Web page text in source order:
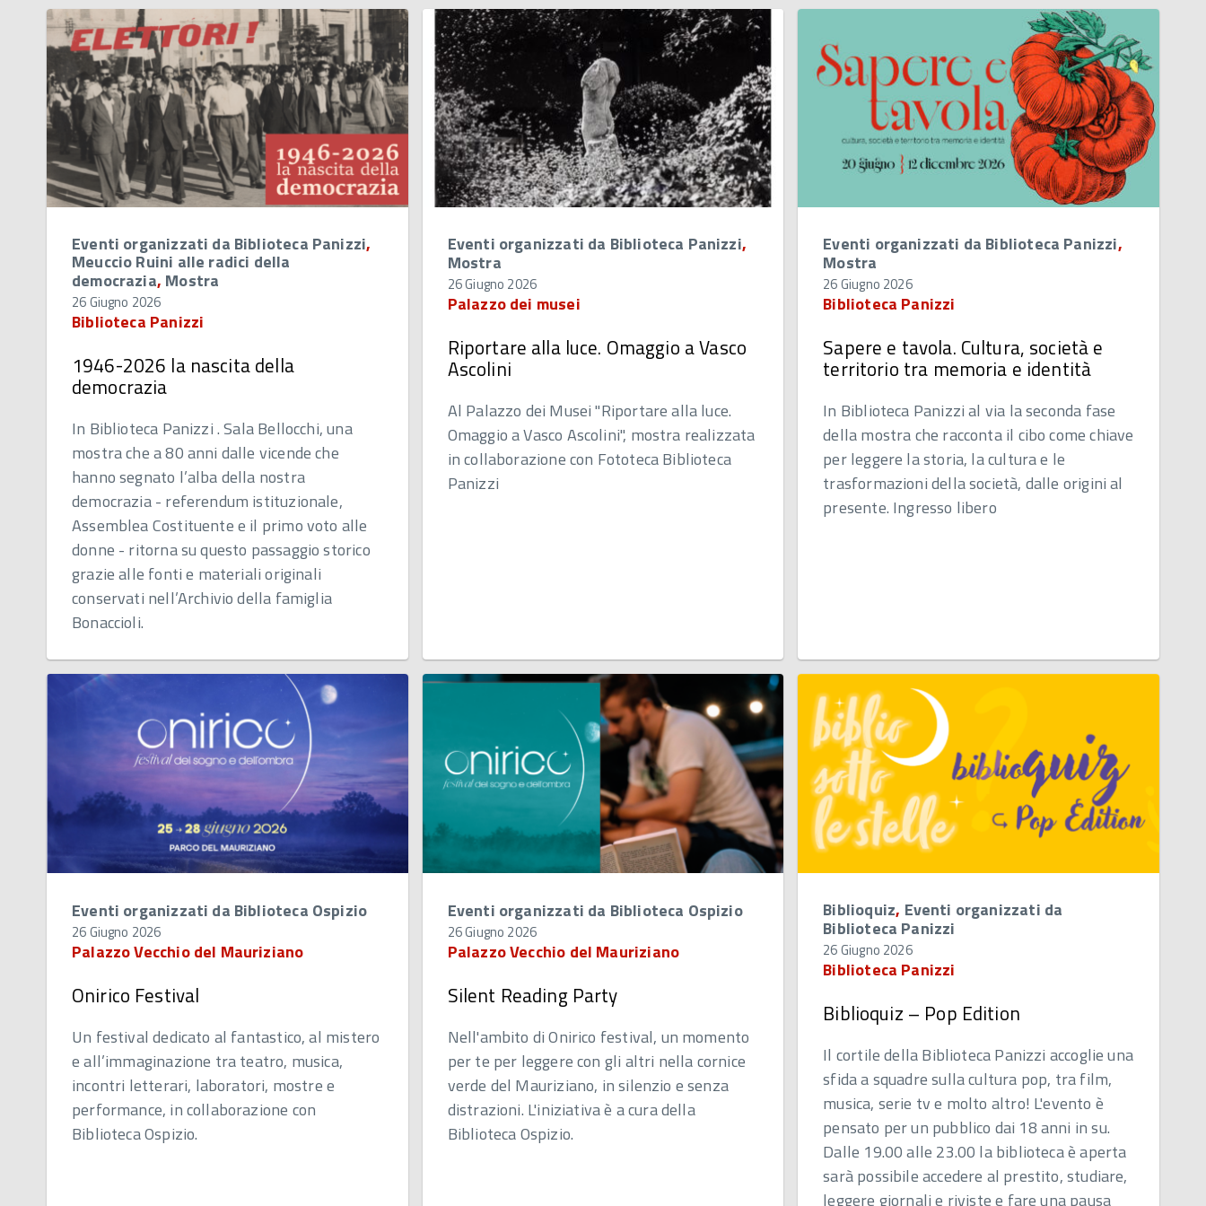
Eventi organizzati da Biblioteca Panizzi,
Meuccio Ruini alle radici della
democrazia, Mostra
26 Giugno 2026
Biblioteca Panizzi
1946-2026 la nascita della
democrazia
In Biblioteca Panizzi . Sala Bellocchi, una
mostra che a 80 anni dalle vicende che
hanno segnato l’alba della nostra
democrazia - referendum istituzionale,
Assemblea Costituente e il primo voto alle
donne - ritorna su questo passaggio storico
grazie alle fonti e materiali originali
conservati nell’Archivio della famiglia
Bonaccioli.
Eventi organizzati da Biblioteca Panizzi,
Mostra
26 Giugno 2026
Palazzo dei musei
Riportare alla luce. Omaggio a Vasco
Ascolini
Al Palazzo dei Musei "Riportare alla luce.
Omaggio a Vasco Ascolini", mostra realizzata
in collaborazione con Fototeca Biblioteca
Panizzi
Eventi organizzati da Biblioteca Panizzi,
Mostra
26 Giugno 2026
Biblioteca Panizzi
Sapere e tavola. Cultura, società e
territorio tra memoria e identità
In Biblioteca Panizzi al via la seconda fase
della mostra che racconta il cibo come chiave
per leggere la storia, la cultura e le
trasformazioni della società, dalle origini al
presente. Ingresso libero
Eventi organizzati da Biblioteca Ospizio
26 Giugno 2026
Palazzo Vecchio del Mauriziano
Onirico Festival
Un festival dedicato al fantastico, al mistero
e all’immaginazione tra teatro, musica,
incontri letterari, laboratori, mostre e
performance, in collaborazione con
Biblioteca Ospizio.
Eventi organizzati da Biblioteca Ospizio
26 Giugno 2026
Palazzo Vecchio del Mauriziano
Silent Reading Party
Nell'ambito di Onirico festival, un momento
per te per leggere con gli altri nella cornice
verde del Mauriziano, in silenzio e senza
distrazioni. L'iniziativa è a cura della
Biblioteca Ospizio.
Biblioquiz, Eventi organizzati da
Biblioteca Panizzi
26 Giugno 2026
Biblioteca Panizzi
Biblioquiz – Pop Edition
Il cortile della Biblioteca Panizzi accoglie una
sfida a squadre sulla cultura pop, tra film,
musica, serie tv e molto altro! L'evento è
pensato per un pubblico dai 18 anni in su.
Dalle 19.00 alle 23.00 la biblioteca è aperta
sarà possibile accedere al prestito, studiare,
leggere giornali e riviste e fare una pausa